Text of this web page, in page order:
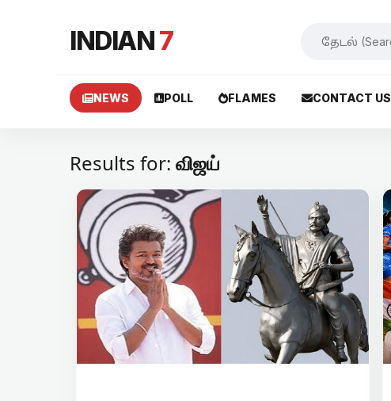
INDIAN7
NEWS POLL FLAMES CONTACT US
Results for: விஜய்